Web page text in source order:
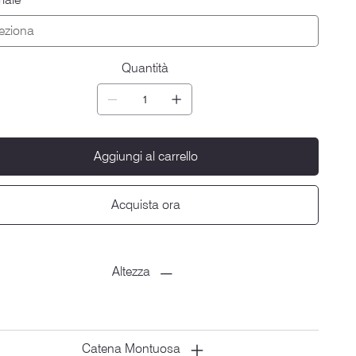
Quantità
Aggiungi al carrello
Acquista ora
Altezza
Catena Montuosa